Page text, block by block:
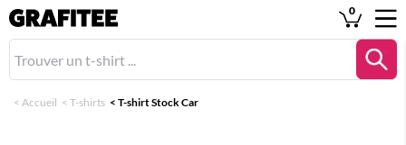
0
< Accueil < T-shirts < T-shirt Stock Car